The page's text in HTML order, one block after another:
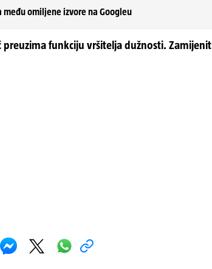
među omiljene izvore na Googleu
preuzima funkciju vršitelja dužnosti. Zamijenit